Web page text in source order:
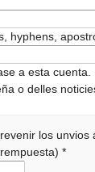
hyphens,
a esta
o delles
los unvios
rempuesta)*